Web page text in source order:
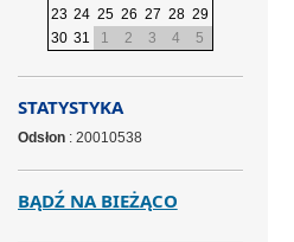
23 24 25 26 27 28 29
30 31 1 2 3 4 5
STATYSTYKA
Odsłon: 20010538
BĄDŹ NA BIEŻĄCO